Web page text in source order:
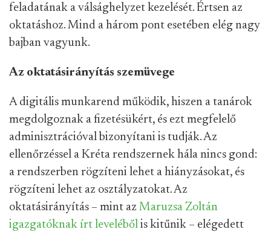
feladatának a válsághelyzet kezelését. Értsen az
oktatáshoz. Mind a három pont esetében elég nagy
bajban vagyunk.
Az oktatásirányítás szemüvege
A digitális munkarend működik, hiszen a tanárok
megdolgoznak a fizetésükért, és ezt megfelelő
adminisztrációval bizonyítani is tudják. Az
ellenőrzéssel a Kréta rendszernek hála nincs gond:
a rendszerben rögzíteni lehet a hiányzásokat, és
rögzíteni lehet az osztályzatokat. Az
oktatásirányítás – mint az Maruzsa Zoltán
igazgatóknak írt leveléből is kitűnik – elégedett